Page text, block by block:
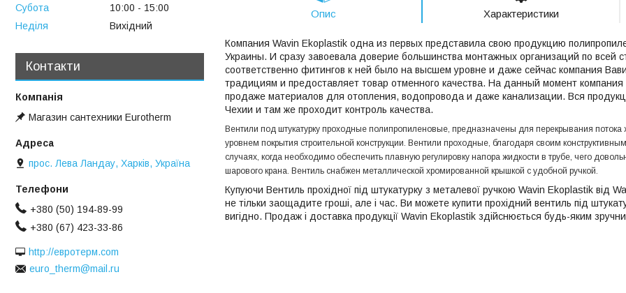
Опис Характеристики
Компания Wavin Ekoplastik одна из первых представила свою продукцию
Украины. И сразу завоевала доверие большинства монтажных организаций по всей
соответственно фитингов к ней было на высшем уровне и даже сейчас компания
традициям и предоставляет товар отменного качества. На данный момент
продаже материалов для отопления, водопровода и даже канализации. Вся
Чехии и там же проходит контроль качества.
Вентили под штукатурку проходные полипропиленовые, предназначены для перекрывания
уровнем покрытия строительной конструкции. Вентили проходные, благодаря своим
случаях, когда необходимо обеспечить плавную регулировку напора жидкости в трубе, чего
шарового крана. Вентиль снабжен металлической хромированной крышкой с удобной ручкой.
Купуючи Вентиль прохідної під штукатурку з металевої ручкою Wavin Ekoplastik від
не тільки заощадите гроші, але і час. Ви можете купити прохідний вентиль під
вигідно. Продаж і доставка продукції Wavin Ekoplastik здійснюється будь-яким
Субота
10:00
15:00
Неділя
Вихідний
Контакти
Магазин сантехники Eurotherm
прос. Лева Ландау, Харків, Україна
+380 (50) 194-89-99
+380 (67) 423-33-86
http://евротерм.com
euro_therm@mail.ru